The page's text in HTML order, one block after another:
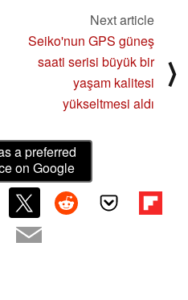
Next article
Seiko'nun GPS güneş
saati serisi büyük bir
yaşam kalitesi
yükseltmesi aldı
⟩
a preferred
on Google